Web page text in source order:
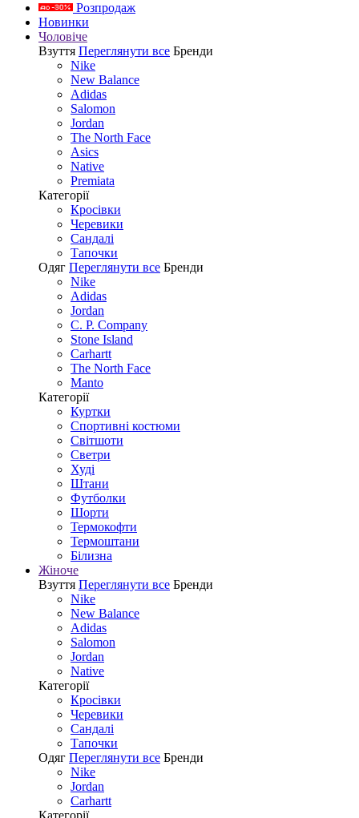
Розпродаж
Новинки
Чоловіче
Взуття Переглянути все Бренди
Nike
New Balance
Adidas
Salomon
Jordan
The North Face
Asics
Native
Premiata
Категорії
Кросівки
Черевики
Сандалі
Tапочки
Одяг Переглянути все Бренди
Nike
Adidas
Jordan
C. P. Company
Stone Island
Carhartt
The North Face
Manto
Категорії
Куртки
Спортивні костюми
Світшоти
Светри
Худі
Штани
Футболки
Шорти
Термокофти
Термоштани
Білизна
Жіноче
Взуття Переглянути все Бренди
Nike
New Balance
Adidas
Salomon
Jordan
Native
Категорії
Кросівки
Черевики
Сандалі
Tапочки
Одяг Переглянути все Бренди
Nike
Jordan
Carhartt
Категорії